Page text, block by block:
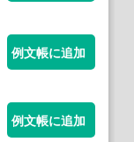
例文帳に追加
例文帳に追加